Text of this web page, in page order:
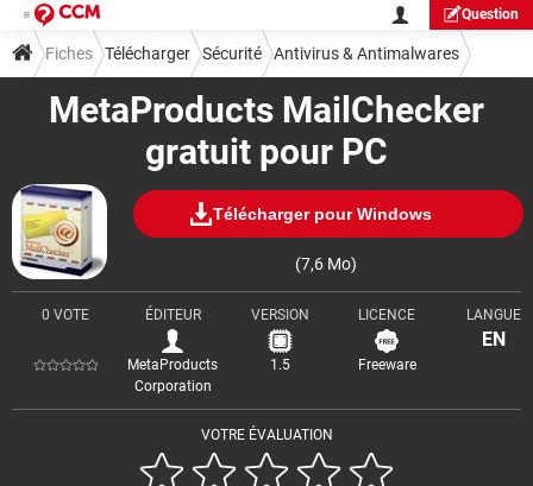
Question
MetaProducts MailChecker
gratuit pour PC
Télécharger pour Windows
(7,6 Mo)
VOTRE ÉVALUATION
0 VOTE ÉDITEUR
MetaProducts
Corporation
VERSION
1.5
LICENCE
Freeware
LANGUE
EN
Fiches Télécharger Sécurité Antivirus & Antimalwares